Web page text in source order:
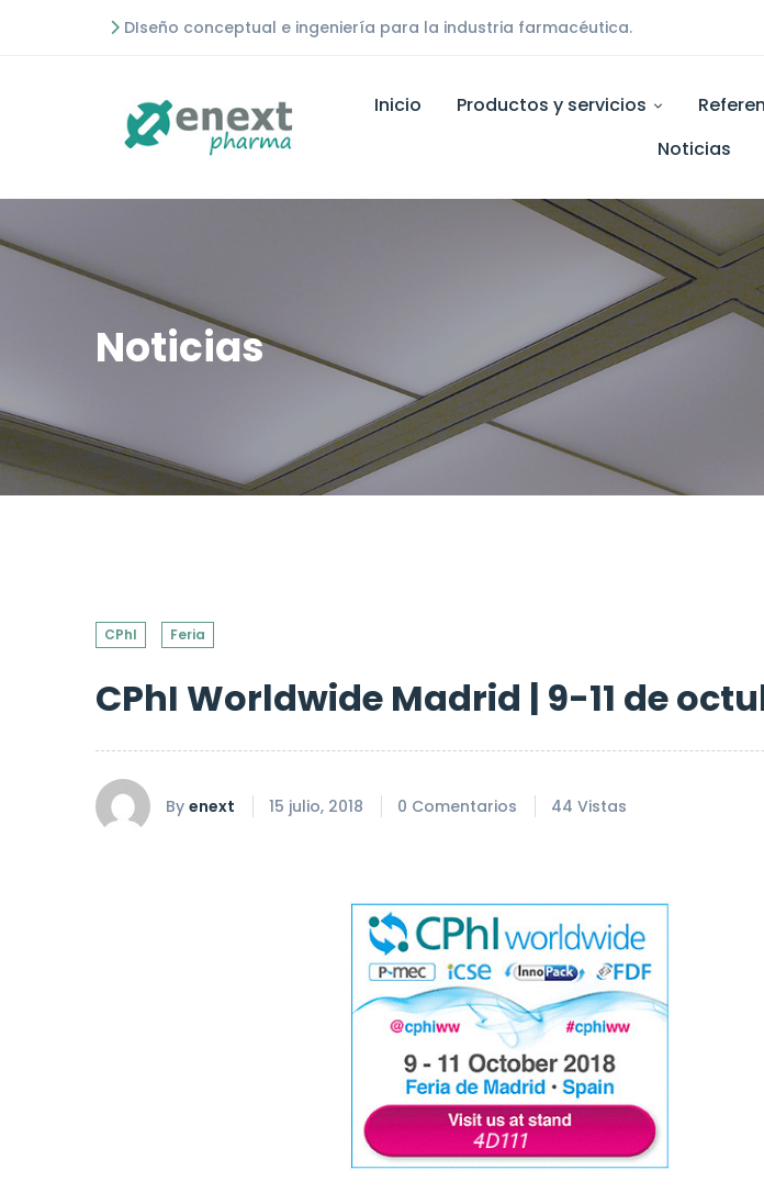
DIseño conceptual e ingeniería para la industria farmacéutica.
Inicio Productos y servicios
Noticias
Noticias
CPhl Feria
CPhI Worldwide Madrid | 9-11 de
By enext 15 julio, 2018 0 Comentarios 44 Vistas